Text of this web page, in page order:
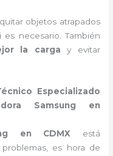
objetos atrapados
es necesario. También
la carga y evitar
Especializado
Samsung en
en CDMX está
es hora de